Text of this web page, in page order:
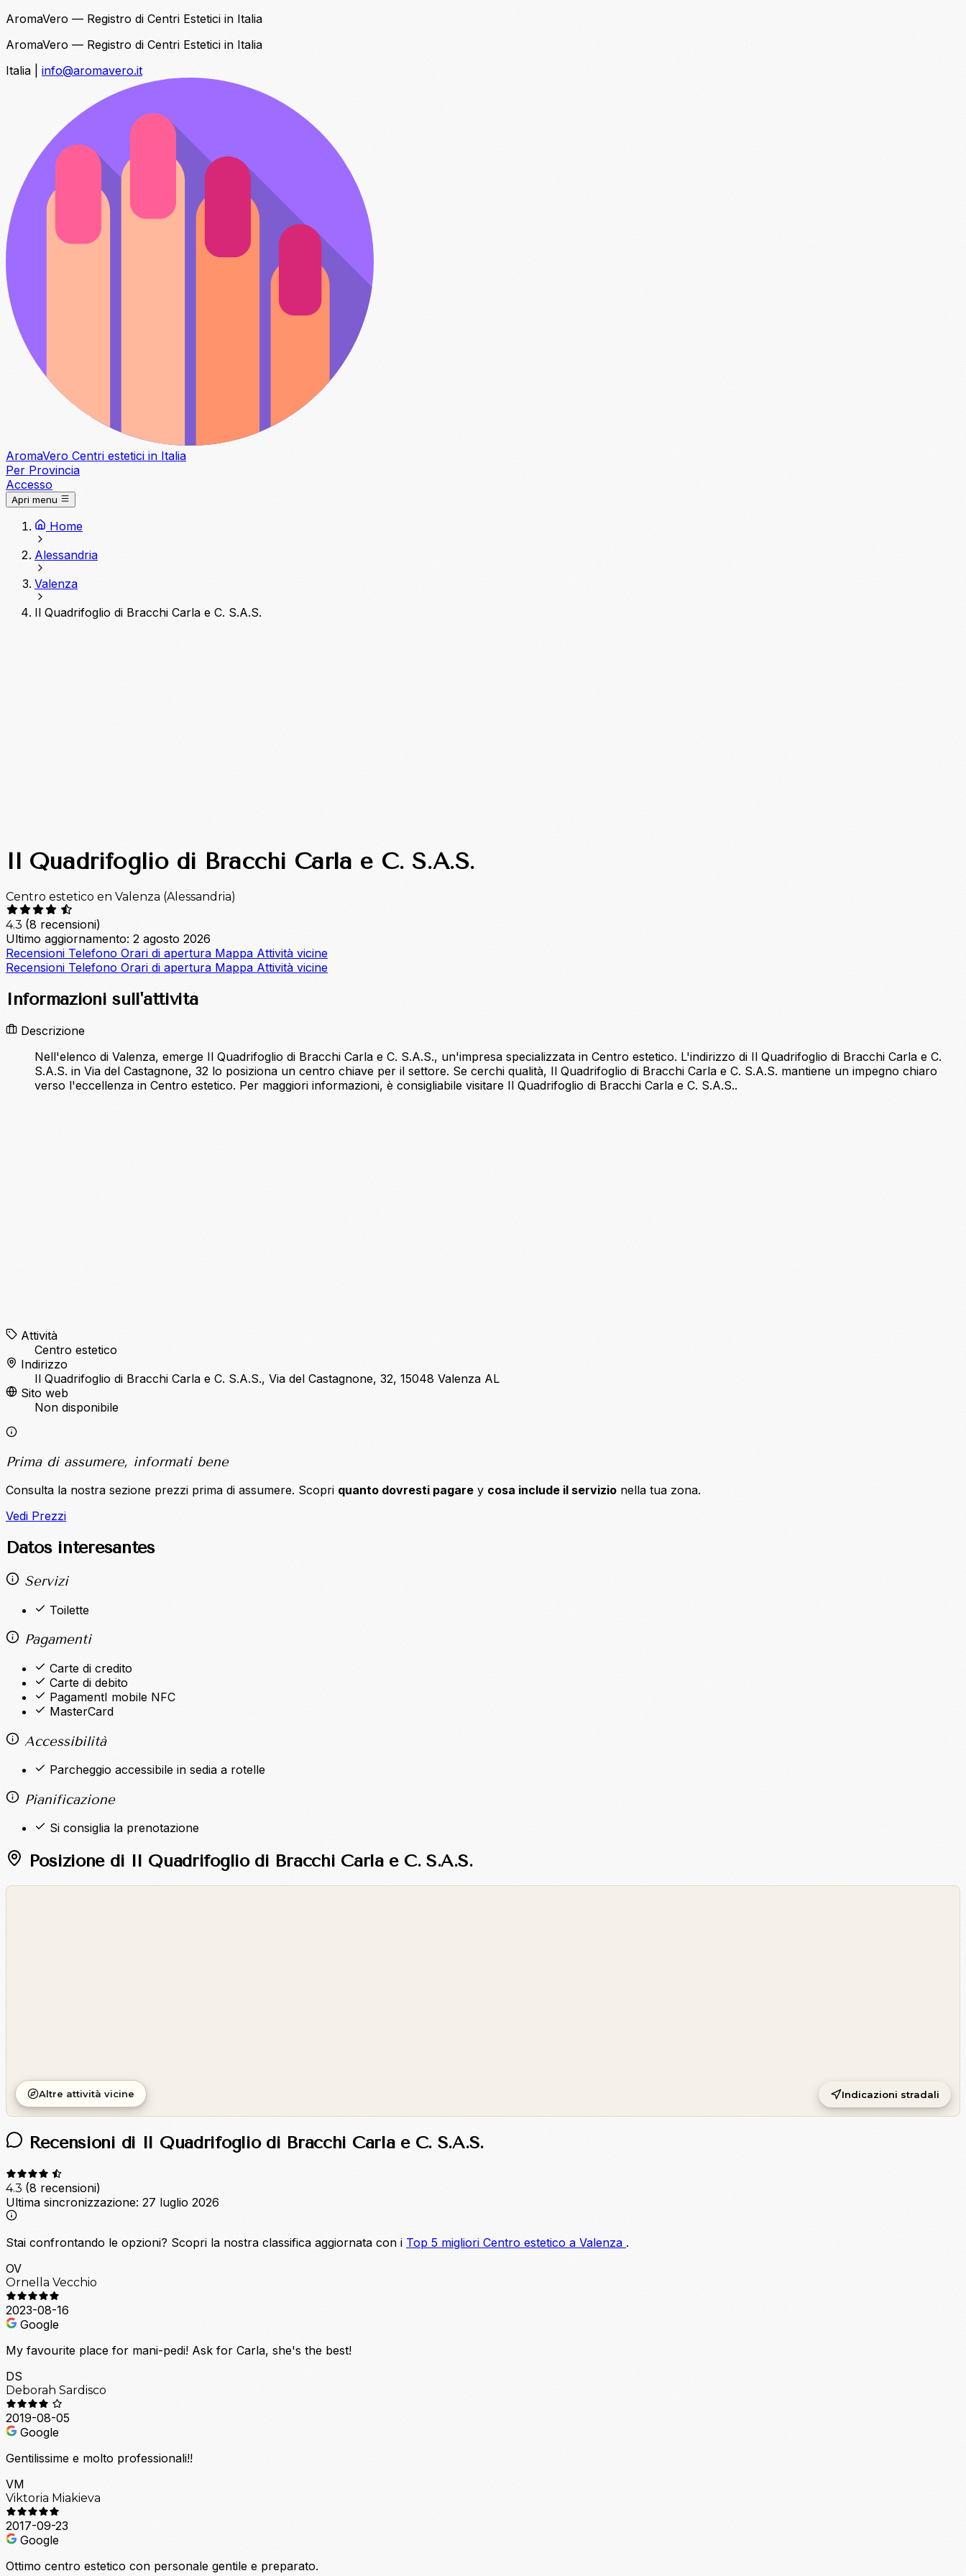
AromaVero — Registro di Centri Estetici in Italia
AromaVero — Registro di Centri Estetici in Italia
Italia
info@aromavero.it
AromaVero Centri estetici in Italia
Per Provincia
Accesso
Apri menu
Home
Alessandria
Valenza
Il Quadrifoglio di Bracchi Carla e C. S.A.S.
Il Quadrifoglio di Bracchi Carla e C. S.A.S.
Centro estetico en Valenza (Alessandria)
4.3 (8 recensioni)
Ultimo aggiornamento: 2 agosto 2026
Recensioni Telefono Orari di apertura Mappa Attività vicine
Recensioni Telefono Orari di apertura Mappa Attività vicine
Informazioni sull'attività
Descrizione
Nell'elenco di Valenza, emerge Il Quadrifoglio di Bracchi Carla e C. S.A.S., un'impresa specializzata in Centro estetico. L'indirizzo di Il Quadrifoglio di Bracchi Carla e C.
S.A.S. in Via del Castagnone, 32 lo posiziona un centro chiave per il settore. Se cerchi qualità, Il Quadrifoglio di Bracchi Carla e C. S.A.S. mantiene un impegno chiaro
verso l'eccellenza in Centro estetico. Per maggiori informazioni, è consigliabile visitare Il Quadrifoglio di Bracchi Carla e C. S.A.S..
Attività
Centro estetico
Indirizzo
Il Quadrifoglio di Bracchi Carla e C. S.A.S., Via del Castagnone, 32, 15048 Valenza AL
Sito web
Non disponibile
Prima di assumere, informati bene
Consulta la nostra sezione prezzi prima di assumere. Scopri quanto dovresti pagare y cosa include il servizio nella tua zona.
Vedi Prezzi
Datos interesantes
Servizi
Toilette
Pagamenti
Carte di credito
Carte di debito
PagamentI mobile NFC
MasterCard
Accessibilità
Parcheggio accessibile in sedia a rotelle
Pianificazione
Si consiglia la prenotazione
Posizione di Il Quadrifoglio di Bracchi Carla e C. S.A.S.
Altre attività vicine Indicazioni stradali
Recensioni di Il Quadrifoglio di Bracchi Carla e C. S.A.S.
4.3 (8 recensioni)
Ultima sincronizzazione: 27 luglio 2026
Stai confrontando le opzioni? Scopri la nostra classifica aggiornata con i Top 5 migliori Centro estetico a Valenza .
OV
Ornella Vecchio
2023-08-16
Google
My favourite place for mani-pedi! Ask for Carla, she's the best!
DS
Deborah Sardisco
2019-08-05
Google
Gentilissime e molto professionali!!
VM
Viktoria Miakieva
2017-09-23
Google
Ottimo centro estetico con personale gentile e preparato.